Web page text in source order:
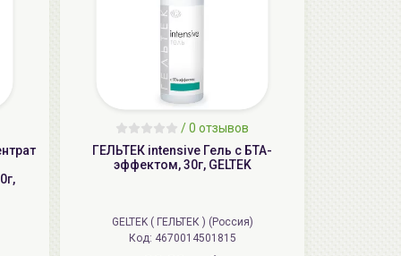
/0 отзывов
ГЕЛЬТЕК intensive Гель с БТА-
эффектом, 30г, GELTEK
GELTEK ( ГЕЛЬТЕК ) (Россия)
Код: 4670014501815